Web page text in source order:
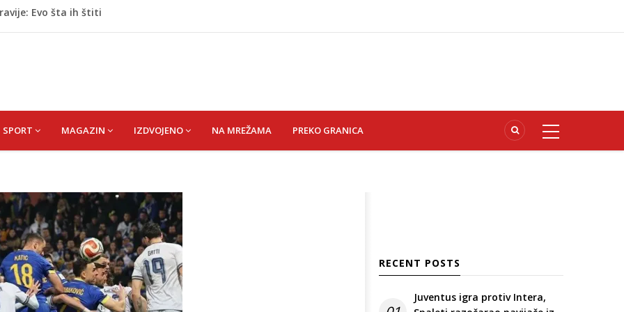
Uhapšen na granici
razočarao navijače iz BiH
SPORT MAGAZIN IZDVOJENO NA MREŽAMA PREKO GRANICA
RECENT POSTS
Juventus igra protiv Intera,